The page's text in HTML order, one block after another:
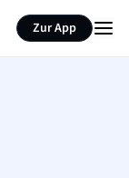
Zur App